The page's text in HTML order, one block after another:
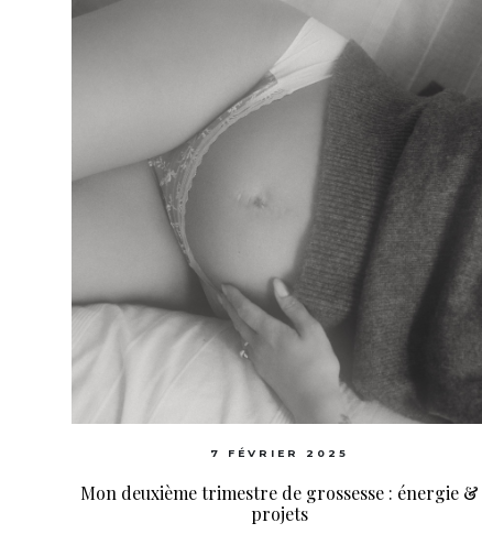
7 FÉVRIER 2025
Mon deuxième trimestre de grossesse : énergie &
projets